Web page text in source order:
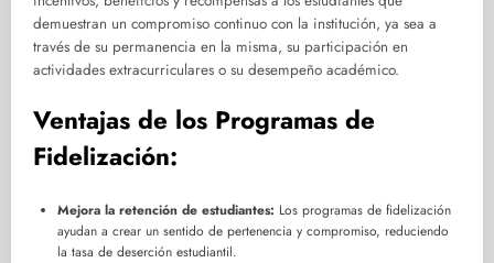
demuestran un compromiso continuo con la institución, ya sea a
través de su permanencia en la misma, su participación en
actividades extracurriculares o su desempeño académico.
Ventajas de los Programas de
Fidelización:
Mejora la retención de estudiantes: Los programas de fidelización
ayudan a crear un sentido de pertenencia y compromiso, reduciendo
la tasa de deserción estudiantil.